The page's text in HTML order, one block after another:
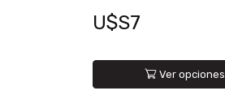
U$S7
Ver opciones